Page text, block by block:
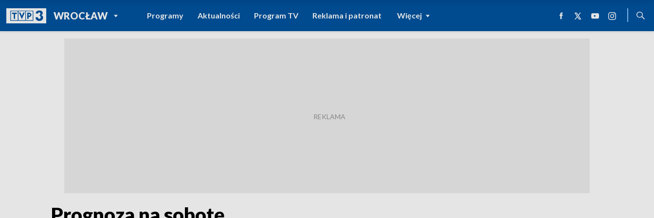
WROCŁAWPOWRÓT DO
TVP REGIONY
Programy Aktualności Program TV Reklama i patronat Więcej